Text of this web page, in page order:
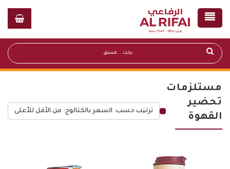
مستلزمات
تحضير
القهوة
قائمة أسعار عامة
ترتيب حسب: السعر بالكتالوج: من الأقل للأعلى